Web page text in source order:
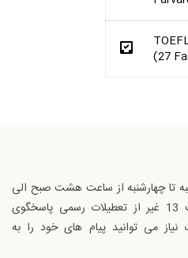
(27
تا چهارشنبه از ساعت هشت صبح الی
چهار عصر و پنجشنبه ها تا ساعت 13 غیر از تعطیلات رسمی پاسخگوی
می توانید پیام های خود را به